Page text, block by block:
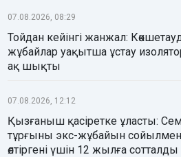
07.08.2026, 08:29
Тойдан кейінгі жанжал:
жұбайлар уақытша ұстау
ақ шықты
07.08.2026, 12:12
Қызғаныш қасіретке ұласты:
тұрғыны экс-жұбайын
өлтіргені үшін 12 жылға сотталды